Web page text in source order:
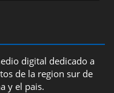
digital dedicado a
de la region sur de
y el pais.